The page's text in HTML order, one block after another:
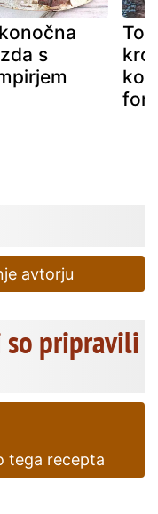
s
avtorju
so pripravili
tega recepta